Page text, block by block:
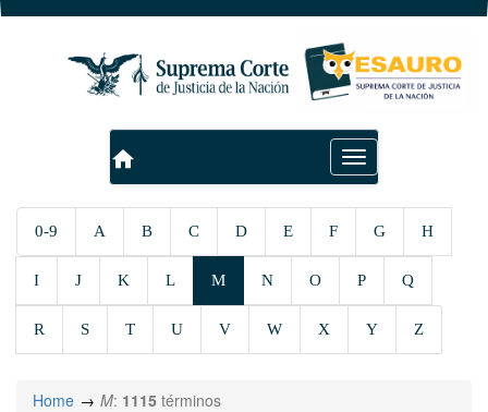
Toggle
navigation
home
0-9 A B C D E F G H
I J K L M N O P Q
R S T U V W X Y Z
Home M: 1115 términos